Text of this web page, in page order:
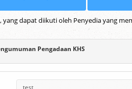
dapat diikuti oleh Penyedia yang
Pengadaan KHS